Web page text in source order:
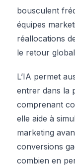
bousculent
équipes
réallocations
le retour
L’IA permet
entrer dans la
comprenant
elle aide à
marketing
conversions
combien en